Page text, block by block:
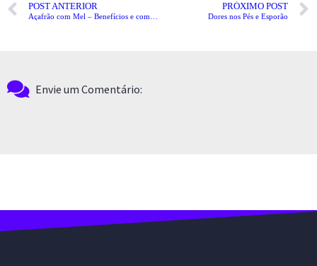
POST ANTERIOR PRÓXIMO POST
Dores nos Pés e Esporão
Envie um Comentário: